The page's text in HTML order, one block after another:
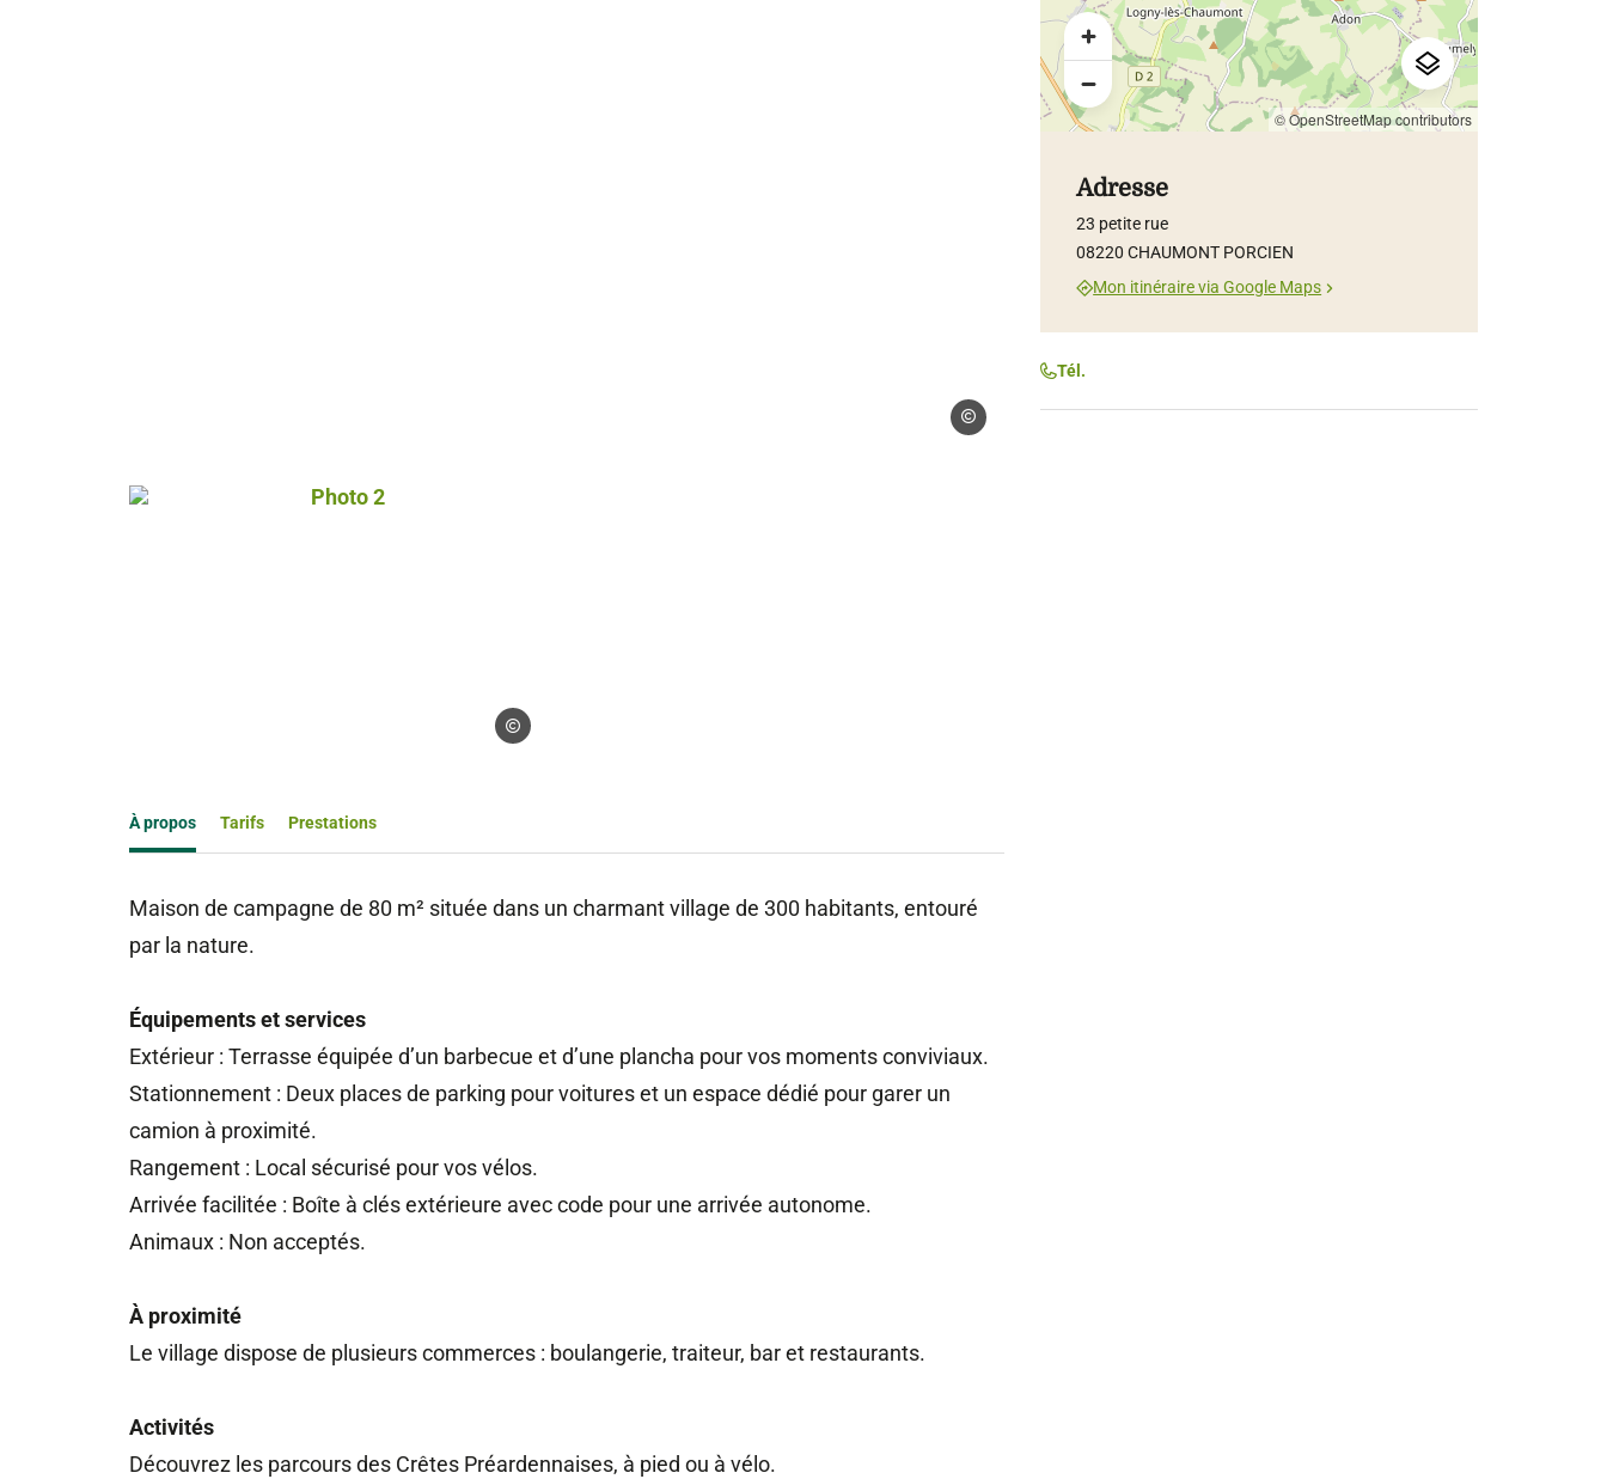
Droits gérés – Thierry Legros
Photo 2, © Droits gérés – Thierry Legros
Droits gérés – Thierry Legros
À propos Tarifs Prestations
Maison de campagne de 80 m² située dans un charmant village de 300 habitants, entouré
par la nature.
Équipements et services
Extérieur : Terrasse équipée d’un barbecue et d’une plancha pour vos moments conviviaux.
Stationnement : Deux places de parking pour voitures et un espace dédié pour garer un
camion à proximité.
Rangement : Local sécurisé pour vos vélos.
Arrivée facilitée : Boîte à clés extérieure avec code pour une arrivée autonome.
Animaux : Non acceptés.
À proximité
Le village dispose de plusieurs commerces : boulangerie, traiteur, bar et restaurants.
Activités
Découvrez les parcours des Crêtes Préardennaises, à pied ou à vélo.
© OpenStreetMap contributors
Adresse
23 petite rue
08220 CHAUMONT PORCIEN
Mon itinéraire via Google Maps
Tél.